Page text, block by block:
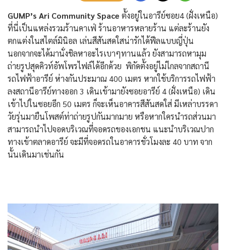
GUMP’s Ari Community Space ตั้งอยู่ในอารีย์ซอย4 (ฝั่งเหนือ)
ที่นี่เป็นแหล่งรวมร้านคาเฟ่ ร้านอาหารหลายร้าน แต่ละร้านยัง
ตกแต่งในสไตล์มินิอล เล่นสีสันสดใสน่ารักได้ฟีลแบบญี่ปุ่น
นอกจากจะได้มานั่งชิลหาอะไรเบาๆทานแล้ว ยังสามารถหามุม
ถ่ายรูปสุดคิวท์อัพโพรไฟล์ได้อีกด้วย พิกัดตั้งอยู่ไม่ไกลจากสถานี
รถไฟฟ้าอารีย์ ห่างกันประมาณ 400 เมตร หากใช้บริการรถไฟฟ้า
ลงสถานีอารีย์ทางออก 3 เดินเข้ามายังซอยอารีย์ 4 (ฝั่งเหนือ) เดิน
เข้าไปในซอยอีก 50 เมตร ก็จะเห็นอาคารสีสันสดใส่ มีเหล่าบรรดา
วัยรุ่นมายืนโพสต์ท่าถ่ายรูปกันมากมาย หรือหากใครนำรถส่วนมา
สามารถนำไปจอดบริเวณที่จอดรถของเอกชน แนะนำบริเวณปาก
ทางเข้าตลาดอารีย์ จะมีที่จอดรถในอาคารชั่วโมงละ 40 บาท จาก
นั้นเดินมาเช่นกัน